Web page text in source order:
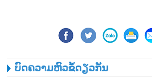
ບົດຄວາມຫົວຂໍ້ດຽວກັນ